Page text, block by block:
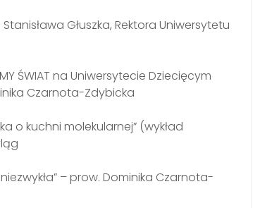
Głuszka, Rektora Uniwersytetu
ŚWIAT na Uniwersytecie Dziecięcym
Czarnota-Zdybicka
o kuchni molekularnej” (wykład
– prow. Dominika Czarnota-